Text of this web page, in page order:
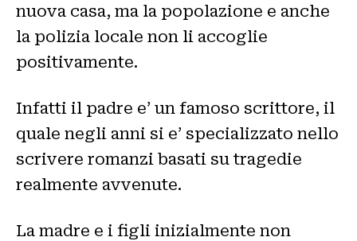
nuova casa, ma la popolazione e anche
la polizia locale non li accoglie
positivamente.
Infatti il padre e’ un famoso scrittore, il
quale negli anni si e’ specializzato nello
scrivere romanzi basati su tragedie
realmente avvenute.
La madre e i figli inizialmente non